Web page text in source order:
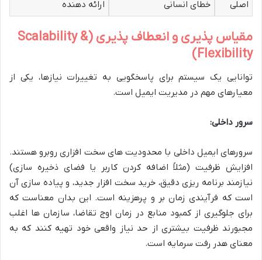
اصلی خطای انسانی ارائه دهنده
مقیاس پذیری و انعطاف پذیری (Scalability &
Flexibility)
توانایی یک سیستم برای پاسخگویی به تغییرات نیازها، یکی از
معیارهای مهم در مدیریت ایمیل است.
سرور داخلی:
سرورهای ایمیل داخلی با محدودیت های سخت افزاری روبرو هستند.
افزایش ظرفیت (مثلاً اضافه کردن کاربر یا فضای ذخیره سازی)
نیازمند برنامه ریزی دقیق، خرید سخت افزار جدید، و پیاده سازی آن
است که فرآیندی زمان بر و پرهزینه است. این بدان معناست که
برای جلوگیری از کمبود منابع در زمان اوج تقاضا، سازمان ها اغلب
مجبورند ظرفیت بیشتری از حد نیاز واقعی خود تهیه کنند که به
معنای هدر رفت سرمایه است.